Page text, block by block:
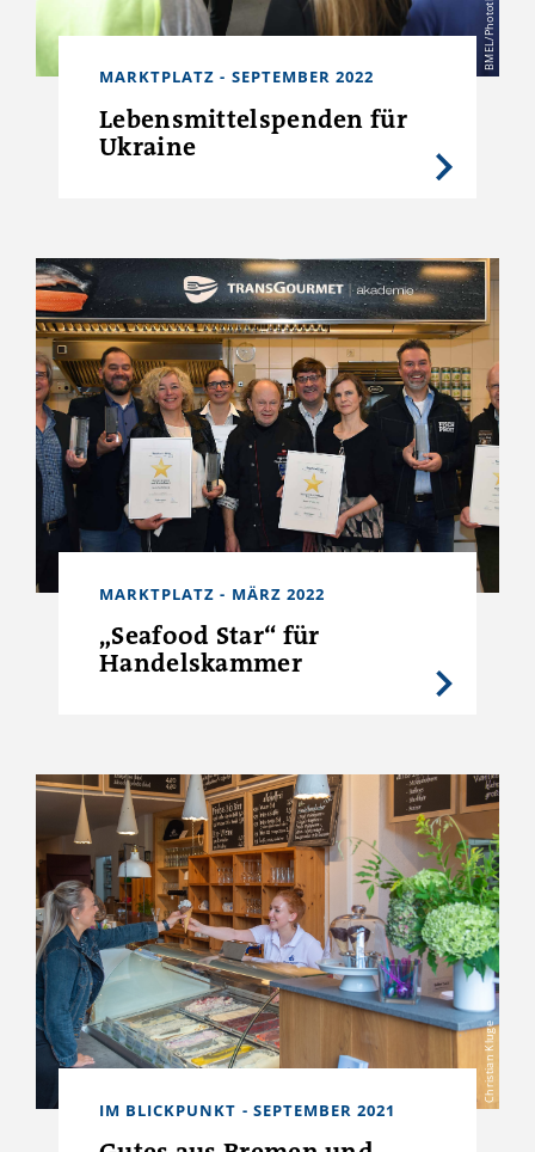
BMEL/Photothek
MARKTPLATZ - SEPTEMBER 2022
Lebensmittelspenden für
Ukraine
MARKTPLATZ - MÄRZ 2022
„Seafood Star“ für
Handelskammer
Christian Kluge
IM BLICKPUNKT - SEPTEMBER 2021